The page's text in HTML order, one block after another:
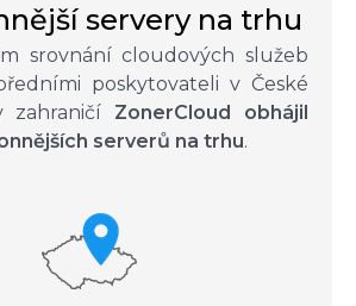
servery na trhu
srovnání cloudových služeb
poskytovateli v České
zahraničí ZonerCloud obhájil
serverů na trhu.